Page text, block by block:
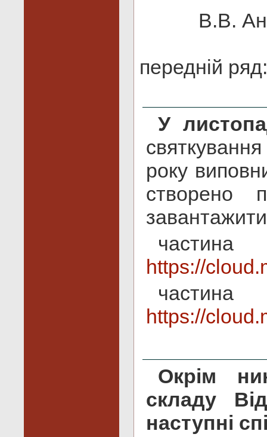
В.В.
передній
У
року
створено
https://
https://
Окрім
складу
наступні